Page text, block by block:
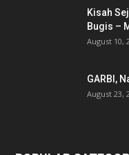
Kisah
Bugis –
August 10,
GARBI,
August 23,